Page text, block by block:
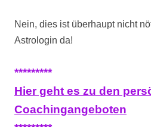
Nein, dies ist überhaupt nicht
Astrologin da!
*********
Hier geht es zu den
Coachingangeboten